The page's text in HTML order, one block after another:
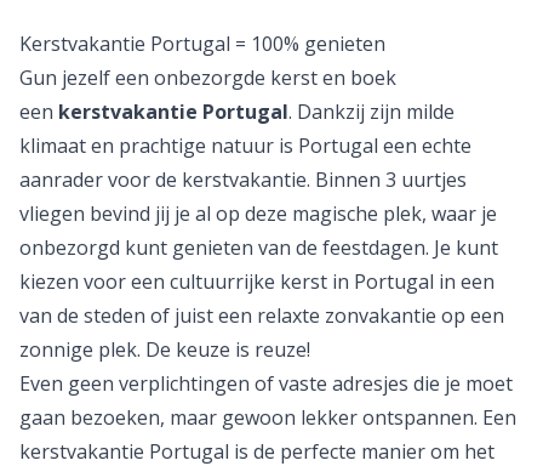
check deals
Kerstvakantie Portugal = 100% genieten
Gun jezelf een onbezorgde kerst en boek
eenkerstvakantie Portugal. Dankzij zijn milde
klimaat en prachtige natuur is Portugal een echte
aanrader voor dekerstvakantie. Binnen 3 uurtjes
vliegen bevind jij je al op deze magische plek, waar je